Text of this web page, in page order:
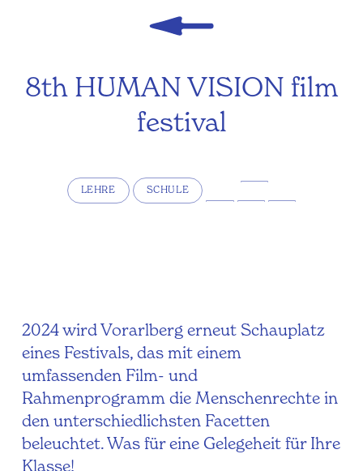
8th HUMAN VISION film
festival
LEHRE SCHULE
2024 wird Vorarlberg erneut Schauplatz
eines Festivals, das mit einem
umfassenden Film- und
Rahmenprogramm die Menschenrechte in
den unterschiedlichsten Facetten
beleuchtet. Was für eine Gelegeheit für Ihre
Klasse!